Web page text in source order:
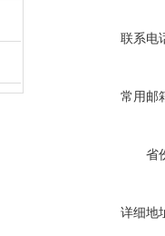
联系电
常用邮
省
详细地